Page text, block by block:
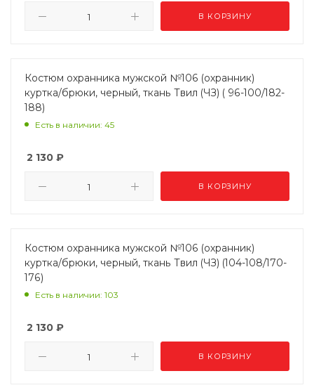
В КОРЗИНУ
Костюм охранника мужской №106 (охранник)
куртка/брюки, черный, ткань Твил (ЧЗ) ( 96-100/182-
188)
Есть в наличии: 45
2 130 ₽
В КОРЗИНУ
Костюм охранника мужской №106 (охранник)
куртка/брюки, черный, ткань Твил (ЧЗ) (104-108/170-
176)
Есть в наличии: 103
2 130 ₽
В КОРЗИНУ